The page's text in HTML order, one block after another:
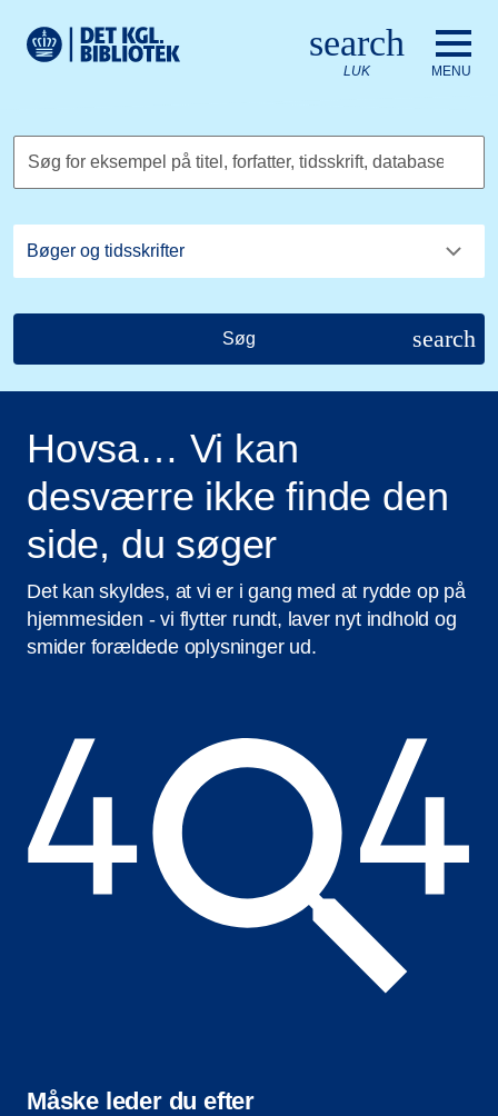
Det Kongelige Biblioteks logo. Gå til Det Kongelige
search
LUK MENU
Søg for eksempel på titel, forfatter, tidsskrift, database
Søg search
Hovsa… Vi kan
desværre ikke finde den
side, du søger
Det kan skyldes, at vi er i gang med at rydde op på
hjemmesiden - vi flytter rundt, laver nyt indhold og
smider forældede oplysninger ud.
Måske leder du efter